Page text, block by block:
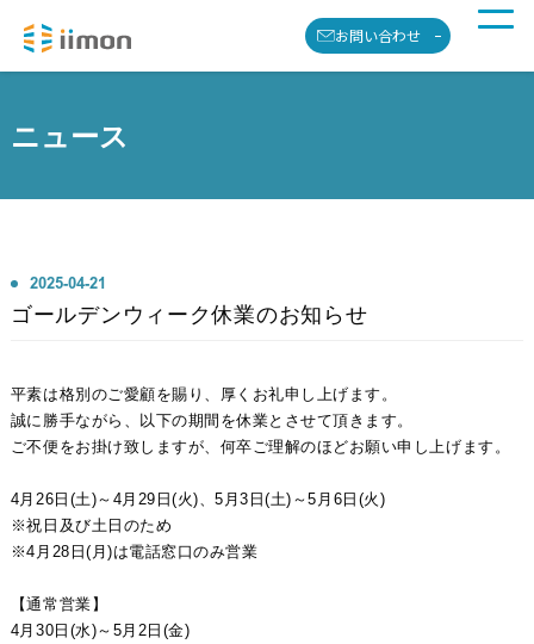
お問い合わせ
ニュース
2025-04-21
ゴールデンウィーク休業のお知らせ
平素は格別のご愛顧を賜り、厚くお礼申し上げます。
誠に勝手ながら、以下の期間を休業とさせて頂きます。
ご不便をお掛け致しますが、何卒ご理解のほどお願い申し上げます。
4月26日(土)～4月29日(火)、5月3日(土)～5月6日(火)
※祝日及び土日のため
※4月28日(月)は電話窓口のみ営業
【通常営業】
4月30日(水)～5月2日(金)